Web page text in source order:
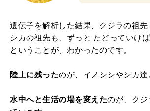
遺伝子を解析した結果、クジラの祖
シカの祖先も、ずっと たどっていけ
ということが、わかったのです。
陸上に残ったのが、イノシシやシカ達。
水中へと生活の場を変えたのが、ク